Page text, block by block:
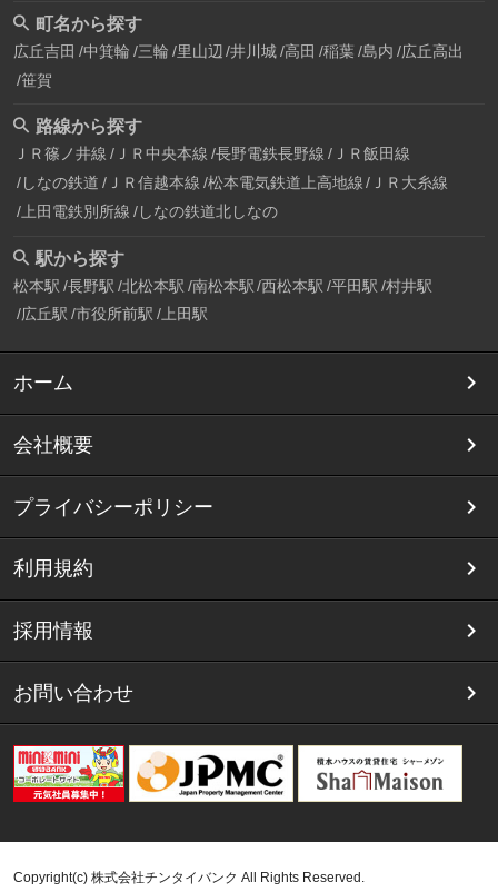
町名から探す
広丘吉田 中箕輪 三輪 里山辺 井川城 高田 稲葉 島内 広丘高出
笹賀
路線から探す
ＪＲ篠ノ井線 ＪＲ中央本線 長野電鉄長野線 ＪＲ飯田線
しなの鉄道 ＪＲ信越本線 松本電気鉄道上高地線
ＪＲ大糸線
上田電鉄別所線 しなの鉄道北しなの
駅から探す
松本駅 長野駅 北松本駅 南松本駅 西松本駅 平田駅 村井駅
広丘駅 市役所前駅 上田駅
ホーム
会社概要
プライバシーポリシー
利用規約
採用情報
お問い合わせ
Copyright(c) 株式会社チンタイバンク All Rights Reserved.